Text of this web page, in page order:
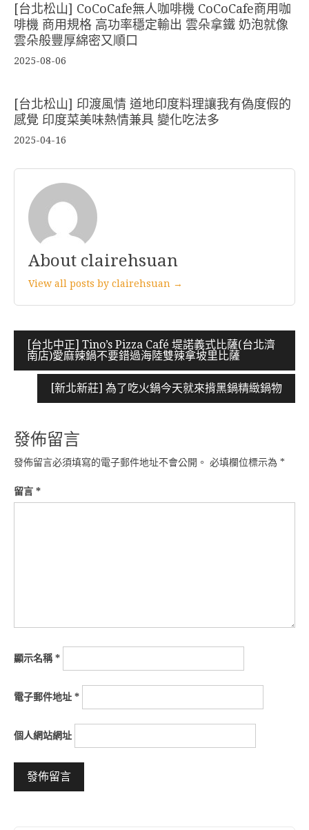
[台北松山] CoCoCafe無人咖啡機 CoCoCafe商用咖
啡機 商用規格 高功率穩定輸出 雲朵拿鐵 奶泡就像
雲朵般豐厚綿密又順口
2025-08-06
[台北松山] 印渡風情 道地印度料理讓我有偽度假的
感覺 印度菜美味熱情兼具 變化吃法多
2025-04-16
About clairehsuan
View all posts by clairehsuan →
文
章
[台北中正] Tino’s Pizza Café 堤諾義式比薩(台北濟
南店)愛麻辣鍋不要錯過海陸雙辣拿坡里比薩
[新北新莊] 為了吃火鍋今天就來揹黑鍋精緻鍋物
發佈留言
發佈留言必須填寫的電子郵件地址不會公開。 必填欄位標示為 *
留言 *
顯示名稱*
電子郵件地址 *
個人網站網址